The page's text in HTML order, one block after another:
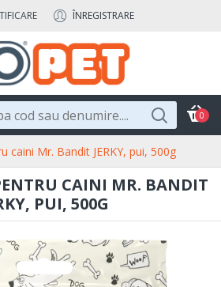
ÎNREGISTRARE
0
caini Mr. Bandit JERKY, pui, 500g
CAINI MR. BANDIT
PUI, 500G